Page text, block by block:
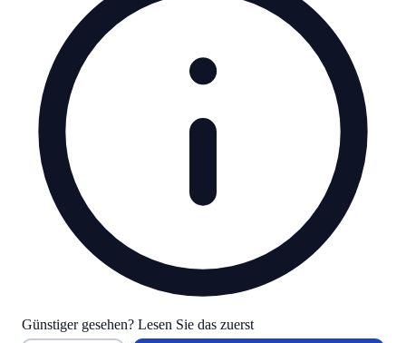
Günstiger gesehen? Lesen Sie das zuerst